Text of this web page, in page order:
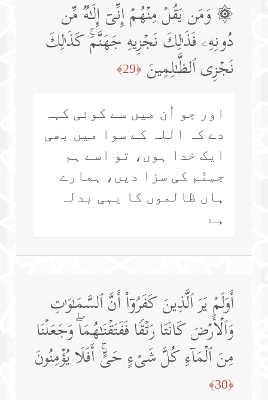
۞ وَمَن یَقُلۡ مِنۡهُمۡ إِنِّیۤ إِلَـٰهࣱ مِّن
دُونِهِۦ فَذَ ٰ⁠لِكَ نَجۡزِیهِ جَهَنَّمَۚ كَذَ ٰ⁠لِكَ
نَجۡزِی ٱلظَّـٰلِمِینَ ﴿29﴾
اور جو اُن میں سے کوئی کہہ
دے کہ اللہ کے سوا میں بھی
ایک خدا ہوں، تو اسے ہم
جہنّم کی سزا دیں، ہمارے
ہاں ظالموں کا یہی بدلہ
ہے
أَوَلَمۡ یَرَ ٱلَّذِینَ كَفَرُوۤا۟ أَنَّ ٱلسَّمَـٰوَ ٰ⁠تِ
وَٱلۡأَرۡضَ كَانَتَا رَتۡقࣰا فَفَتَقۡنَـٰهُمَاۖ وَجَعَلۡنَا
مِنَ ٱلۡمَاۤءِ كُلَّ شَیۡءٍ حَیٍّۚ أَفَلَا یُؤۡمِنُونَ
﴿30﴾